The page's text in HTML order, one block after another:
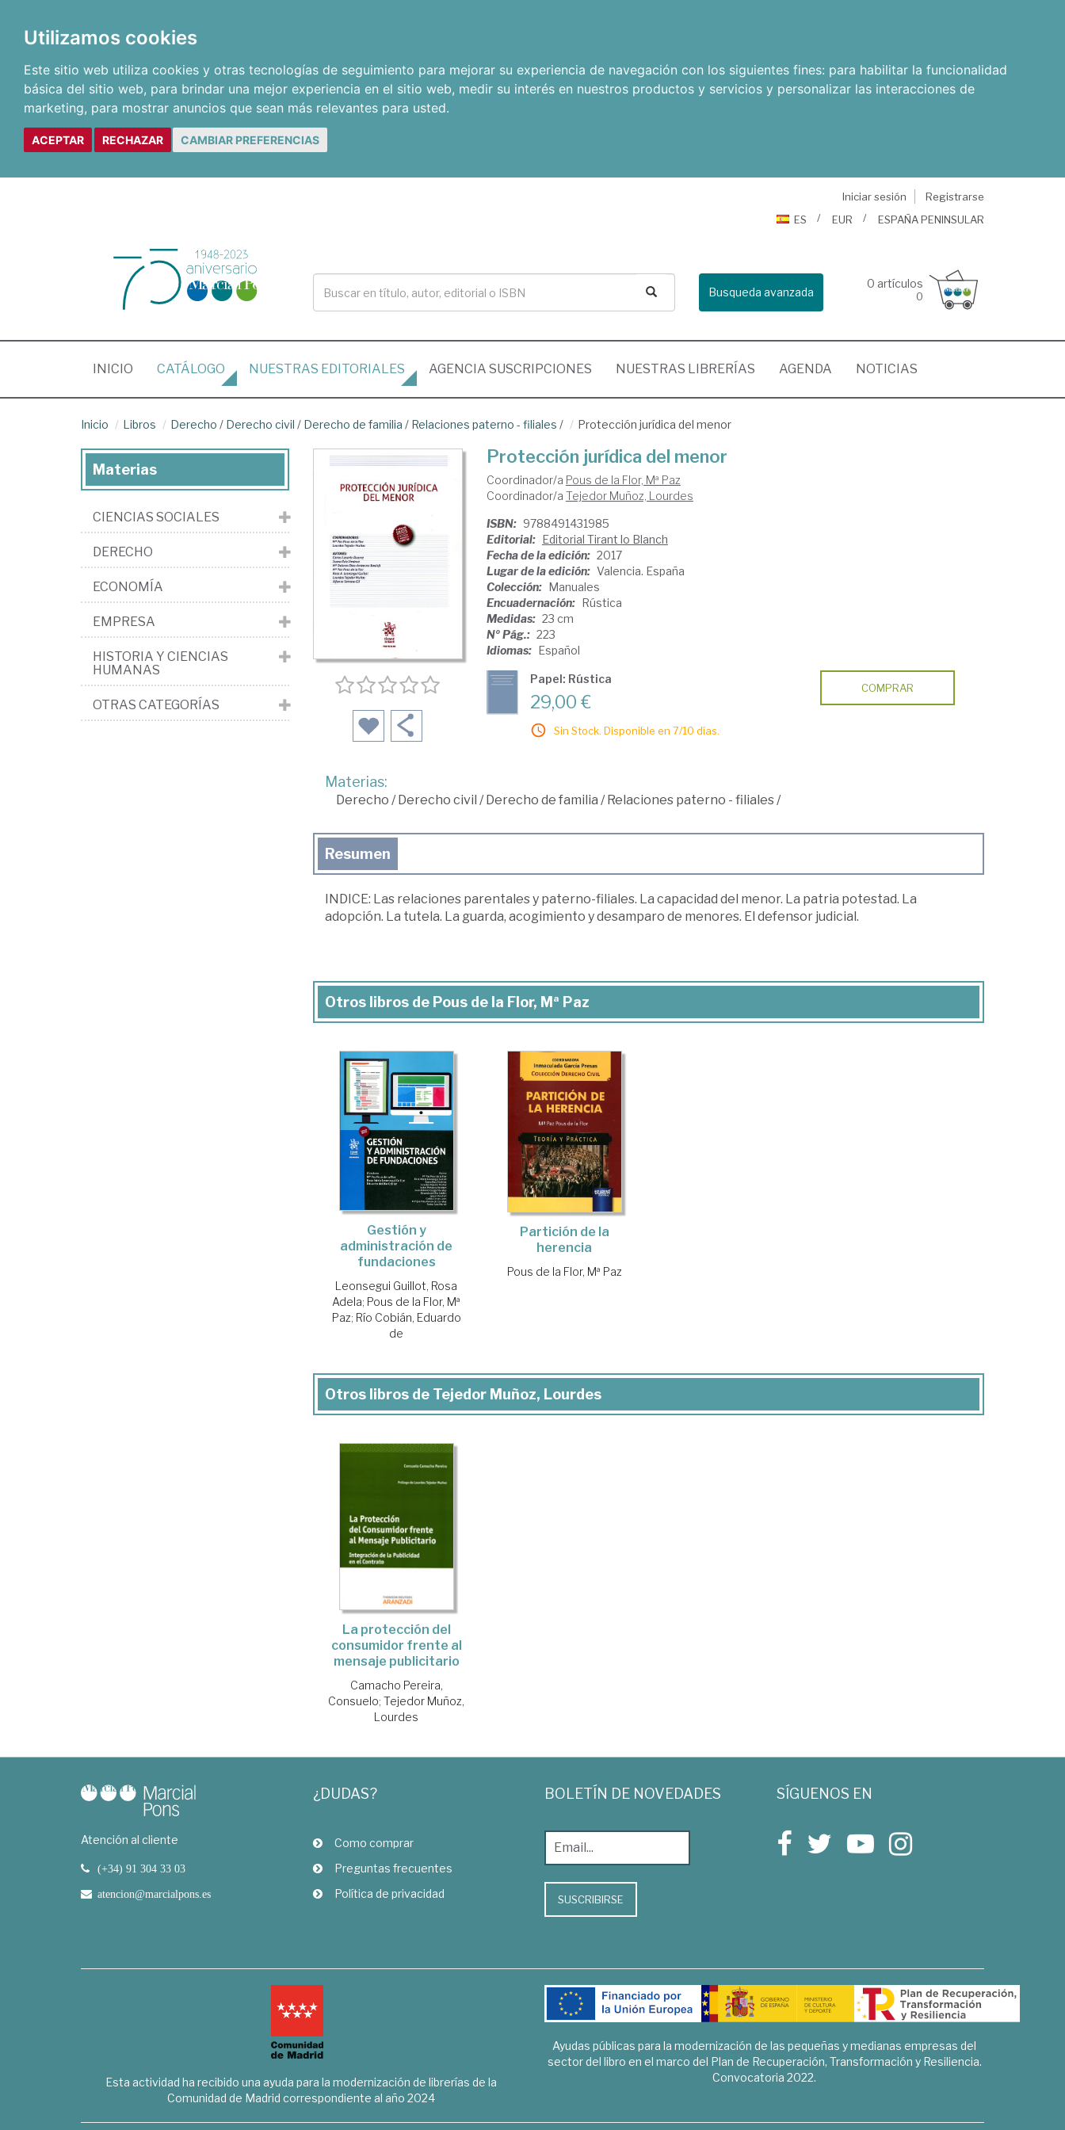
Utilizamos cookies
Este sitio web utiliza cookies y otras tecnologías de seguimiento para mejorar su experiencia de navegación con los siguientes fines: para habilitar la funcionalidad
básica del sitio web, para brindar una mejor experiencia en el sitio web, medir su interés en nuestros productos y servicios y personalizar las interacciones de
marketing, para mostrar anuncios que sean más relevantes para usted.
ACEPTAR RECHAZAR CAMBIAR PREFERENCIAS
Iniciar sesión
Registrarse
ES
EUR ESPAÑA PENINSULAR
Busqueda avanzada
0 artículos
0
INICIO (CURRENT)
CATÁLOGO NUESTRAS EDITORIALES AGENCIA SUSCRIPCIONES NUESTRAS LIBRERÍAS AGENDA NOTICIAS
Inicio Libros Derecho / Derecho civil / Derecho de familia / Relaciones paterno - filiales / Protección jurídica del menor
Protección jurídica del menor
Coordinador/a Pous de la Flor, Mª Paz
Coordinador/a Tejedor Muñoz, Lourdes
ISBN: 9788491431985
Editorial: Editorial Tirant lo Blanch
Fecha de la edición: 2017
Lugar de la edición: Valencia. España
Colección: Manuales
Encuadernación: Rústica
Medidas: 23 cm
Nº Pág.: 223
Idiomas: Español
Papel: Rústica
29,00 €
Sin Stock. Disponible en 7/10 días.
COMPRAR
Materias:
Derecho /Derecho civil /Derecho de familia /Relaciones paterno - filiales/
Resumen
INDICE: Las relaciones parentales y paterno-filiales. La capacidad del menor. La patria potestad. La
adopción. La tutela. La guarda, acogimiento y desamparo de menores. El defensor judicial.
Otros libros de Pous de la Flor, Mª Paz
Gestión y
administración de
fundaciones
Leonsegui Guillot, Rosa
Adela; Pous de la Flor, Mª
Paz; Río Cobián, Eduardo
de
Partición de la
herencia
Pous de la Flor, Mª Paz
Otros libros de Tejedor Muñoz, Lourdes
La protección del
consumidor frente al
mensaje publicitario
Camacho Pereira,
Consuelo;Tejedor Muñoz,
Lourdes
Materias
CIENCIAS SOCIALES
DERECHO
ECONOMÍA
EMPRESA
HISTORIA Y CIENCIAS
HUMANAS
OTRAS CATEGORÍAS
Atención al cliente
(+34) 91 304 33 03
atencion@marcialpons.es
¿DUDAS?
Como comprar
Preguntas frecuentes
Política de privacidad
BOLETÍN DE NOVEDADES
SUSCRIBIRSE
SÍGUENOS EN
Esta actividad ha recibido una ayuda para la modernización de librerías de la
Comunidad de Madrid correspondiente al año 2024
Ayudas públicas para la modernización de las pequeñas y medianas empresas del
sector del libro en el marco del Plan de Recuperación, Transformación y Resiliencia.
Convocatoria 2022.